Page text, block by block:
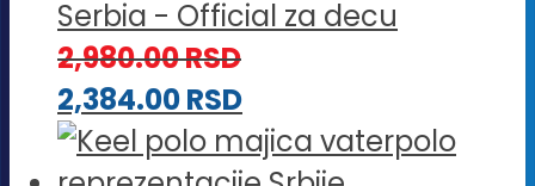
Serbia - Official za decu
2,980.00RSD
2,384.00RSD